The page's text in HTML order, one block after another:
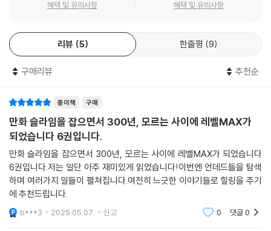
혜택 및 유의사항 혜택 및 유의사항
리뷰 5 한줄평 9
구매리뷰 추천순
종이책 구매
만화 슬라임을 잡으면서 300년, 모르는 사이에 레벨MAX가
되었습니다 6권입니다.
만화 슬라임을 잡으면서 300년, 모르는 사이에 레벨MAX가 되었습니다
6권입니다.저는 일단 아주 재미있게 읽었습니다!이번엔 언데드들을 탐색
하며 여러가지 일들이 펼쳐집니다.여전히 느긋한 이야기들로 힐링을 주기
에 추천드립니다.
b***3 2025.05.07. 신고 0 댓글0